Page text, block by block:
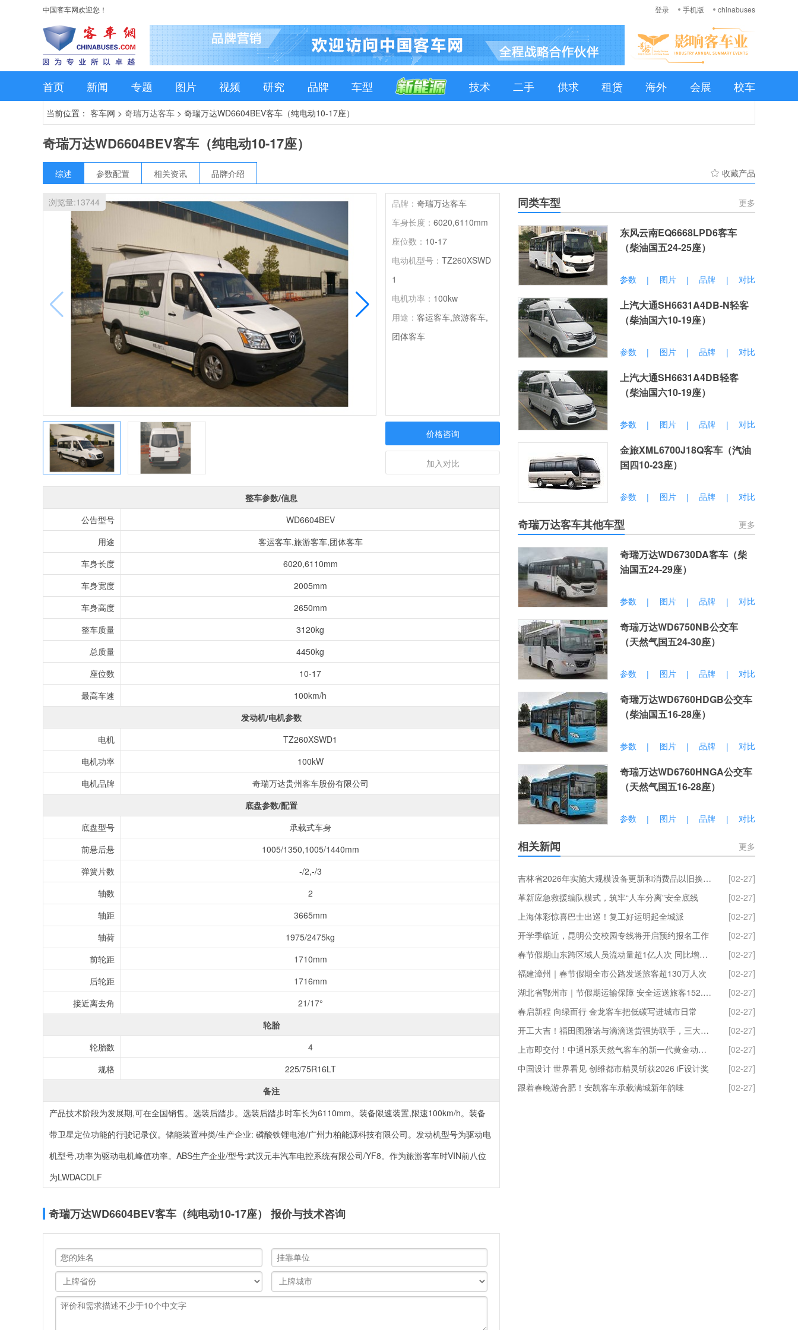
中国客车网欢迎您！ 登录 手机版 chinabuses
首页 新闻 专题 图片 视频 研究 品牌 车型 技术 二手 供求 租赁 海外 会展 校车
当前位置： 客车网 > 奇瑞万达客车 > 奇瑞万达WD6604BEV客车（纯电动10-17座）
奇瑞万达WD6604BEV客车（纯电动10-17座）
综述 参数配置 相关资讯 品牌介绍 收藏产品
浏览量:13744 品牌： 奇瑞万达客车
车身长度： 6020,6110mm
座位数： 10-17
电动机型号： TZ260XSWD
1
电机功率： 100kw
用途： 客运客车,旅游客车,
团体客车
价格咨询
加入对比
整车参数/信息
公告型号
WD6604BEV
用途
客运客车,旅游客车,团体客车
车身长度
6020,6110mm
车身宽度
2005mm
车身高度
2650mm
整车质量
3120kg
总质量
4450kg
座位数
10-17
最高车速
100km/h
发动机/电机参数
电机
TZ260XSWD1
电机功率
100kW
电机品牌
奇瑞万达贵州客车股份有限公司
底盘参数/配置
底盘型号
承载式车身
前悬后悬
1005/1350,1005/1440mm
弹簧片数
-/2,-/3
轴数
2
轴距
3665mm
轴荷
1975/2475kg
前轮距
1710mm
后轮距
1716mm
接近离去角
21/17°
轮胎
轮胎数
4
规格
225/75R16LT
备注
产品技术阶段为发展期,可在全国销售。选装后踏步。选装后踏步时车长为6110mm。装备限速装置,限速100km/h。装备
带卫星定位功能的行驶记录仪。储能装置种类/生产企业: 磷酸铁锂电池/广州力柏能源科技有限公司。发动机型号为驱动电
机型号,功率为驱动电机峰值功率。ABS生产企业/型号:武汉元丰汽车电控系统有限公司/YF8。作为旅游客车时VIN前八位
为LWDACDLF
奇瑞万达WD6604BEV客车（纯电动10-17座） 报价与技术咨询
同类车型 更多
东风云南EQ6668LPD6客车
（柴油国五24-25座）
参数 | 图片 | 品牌 | 对比
上汽大通SH6631A4DB-N轻客
（柴油国六10-19座）
参数 | 图片 | 品牌 | 对比
上汽大通SH6631A4DB轻客
（柴油国六10-19座）
参数 | 图片 | 品牌 | 对比
金旅XML6700J18Q客车（汽油
国四10-23座）
参数 | 图片 | 品牌 | 对比
奇瑞万达客车其他车型 更多
奇瑞万达WD6730DA客车（柴
油国五24-29座）
参数 | 图片 | 品牌 | 对比
奇瑞万达WD6750NB公交车
（天然气国五24-30座）
参数 | 图片 | 品牌 | 对比
奇瑞万达WD6760HDGB公交车
（柴油国五16-28座）
参数 | 图片 | 品牌 | 对比
奇瑞万达WD6760HNGA公交车
（天然气国五16-28座）
参数 | 图片 | 品牌 | 对比
相关新闻 更多
吉林省2026年实施大规模设备更新和消费品以旧换新政策工作方案发布
[02-27]
革新应急救援编队模式，筑牢“人车分离”安全底线
[02-27]
上海体彩惊喜巴士出巡！复工好运明起全城派
[02-27]
开学季临近，昆明公交校园专线将开启预约报名工作
[02-27]
春节假期山东跨区域人员流动量超1亿人次 同比增长21.57%
[02-27]
福建漳州｜春节假期全市公路发送旅客超130万人次
[02-27]
湖北省鄂州市｜节假期运输保障 安全运送旅客152.25 万人次
[02-27]
春启新程 向绿而行 金龙客车把低碳写进城市日常
[02-27]
开工大吉！福田图雅诺与滴滴送货强势联手，三大权益派送中！
[02-27]
上市即交付！中通H系天然气客车的新一代黄金动力链到底什么来头？
[02-27]
中国设计 世界看见 创维都市精灵斩获2026 iF设计奖
[02-27]
跟着春晚游合肥！安凯客车承载满城新年韵味
[02-27]